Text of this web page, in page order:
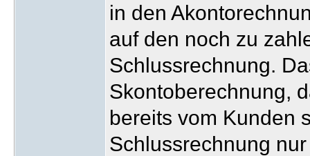
in den
auf den noch zu
Schlussrechnung.
Skontoberechnung,
bereits vom Kunden
Schlussrechnung